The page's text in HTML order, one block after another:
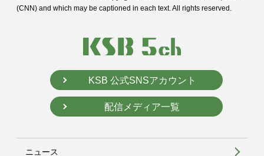
(CNN) and which may be captioned in each text. All rights reserved.
KSB 公式SNSアカウント
配信メディア一覧
ニュース